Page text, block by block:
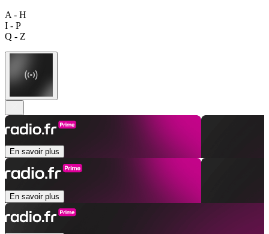
A - H
I - P
Q - Z
En savoir plus
En savoir plus